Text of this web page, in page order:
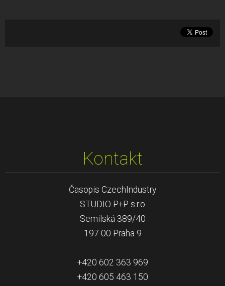
Kontakt
Časopis CzechIndustry
STUDIO P+P s.r.o
Semilská 389/40
197 00 Praha 9
+420 602 363 969
+420 605 463 150